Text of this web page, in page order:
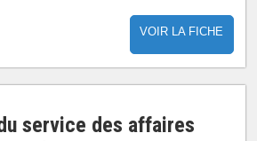
VOIR LA FICHE
service des affaires